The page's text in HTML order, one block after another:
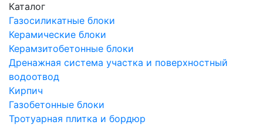
Каталог
Газосиликатные блоки
Керамические блоки
Керамзитобетонные блоки
Дренажная система участка и поверхностный
водоотвод
Кирпич
Газобетонные блоки
Тротуарная плитка и бордюр